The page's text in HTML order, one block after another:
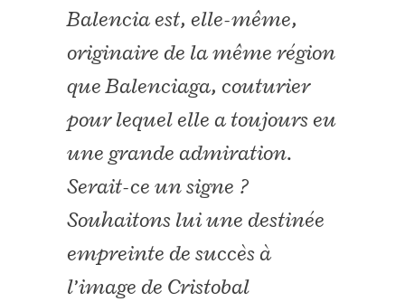
Balencia est, elle-même,
originaire de la même région
que Balenciaga, couturier
pour lequel elle a toujours eu
une grande admiration.
Serait-ce un signe ?
Souhaitons lui une destinée
empreinte de succès à
l’image de Cristobal